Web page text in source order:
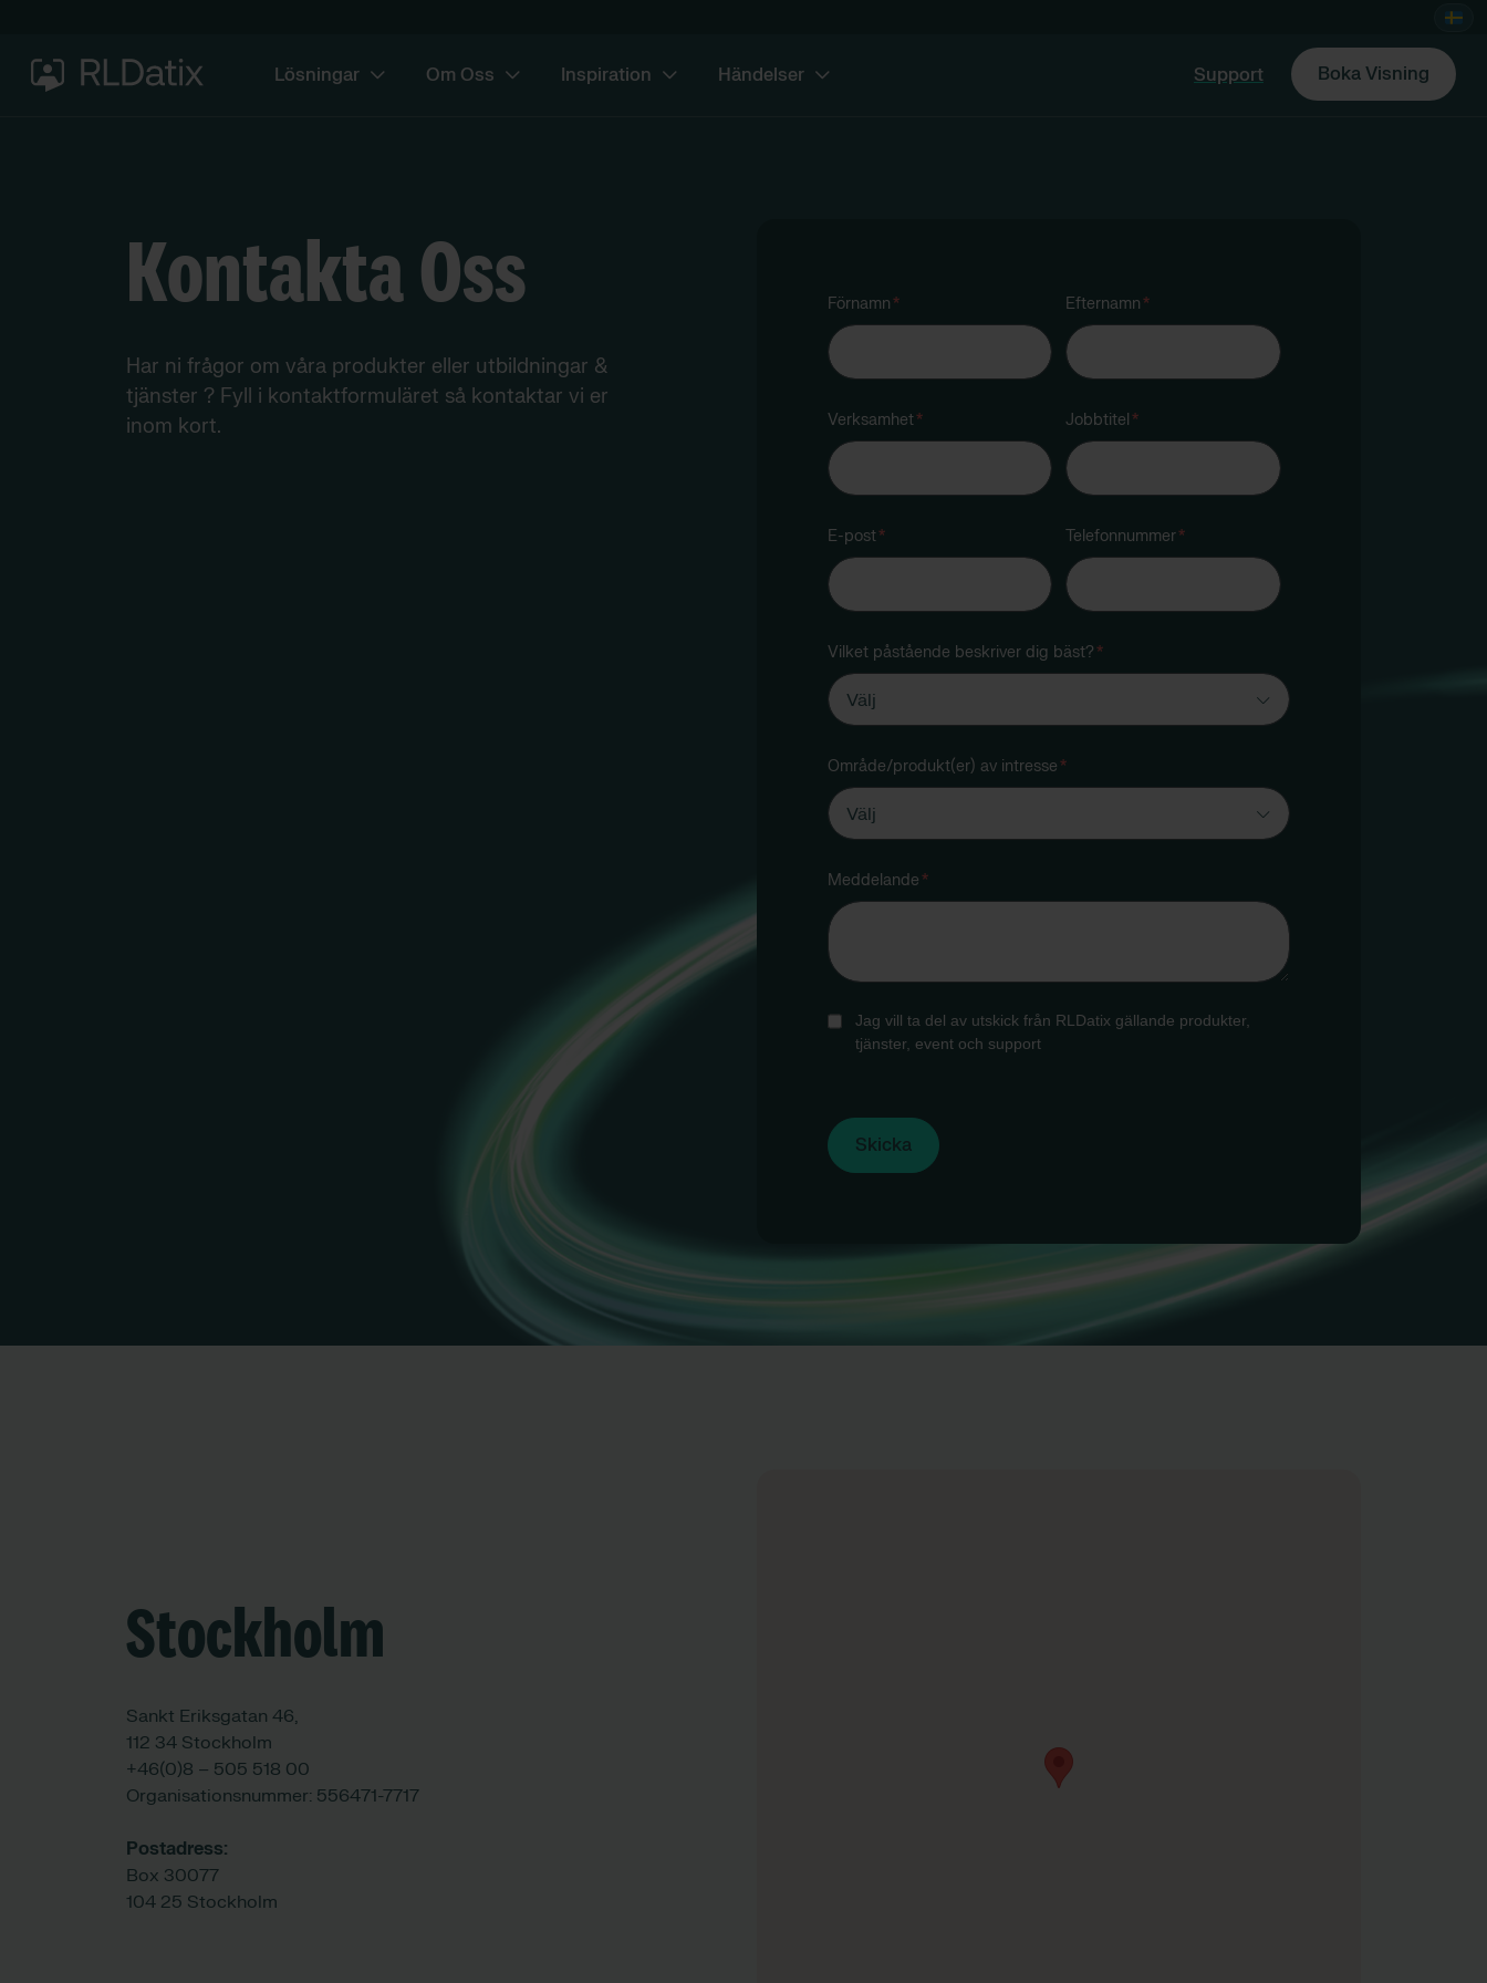
Lösningar​ Om Oss Inspiration Händelser Support Boka Visning
Kontakta Oss
Har ni frågor om våra produkter eller utbildningar &
tjänster ? Fyll i kontaktformuläret så kontaktar vi er
inom kort.
Förnamn* Efternamn*
Verksamhet* Jobbtitel *
E-post* Telefonnummer*
Vilket påstående beskriver dig bäst?*
Område/produkt(er) av intresse*
Meddelande*
Jag vill ta del av utskick från RLDatix gällande produkter,
tjänster, event och support
Stockholm
Sankt Eriksgatan 46,
112 34 Stockholm
+46(0)8 – 505 518 00
Organisationsnummer: 556471-7717
Postadress:
Box 30077
104 25 Stockholm